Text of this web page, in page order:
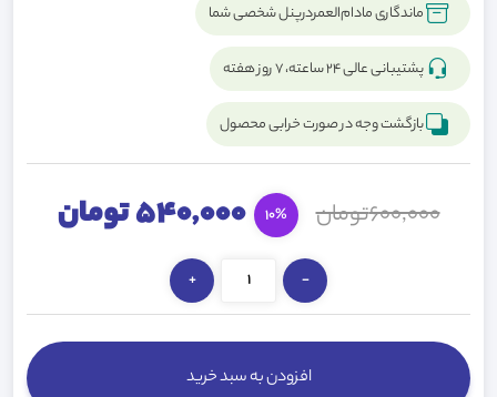
ماندگاری مادام‌العمردرپنل شخصی شما
پشتیبانی عالی ۲۴ ساعته، ۷ روز هفته
بازگشت وجه در صورت خرابی محصول
600,000تومان 10% 540,000 تومان
-
+
افزودن به سبد خرید